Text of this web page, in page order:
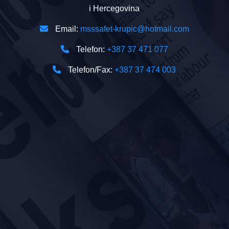
i Hercegovina
Email: msssafet-krupic@hotmail.com
Telefon: +387 37 471 077
Telefon/Fax:+387 37 474 003